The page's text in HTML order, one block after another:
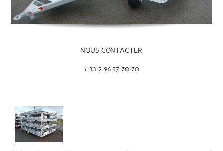
NOUS CONTACTER
+ 33 2 96 57 70 70